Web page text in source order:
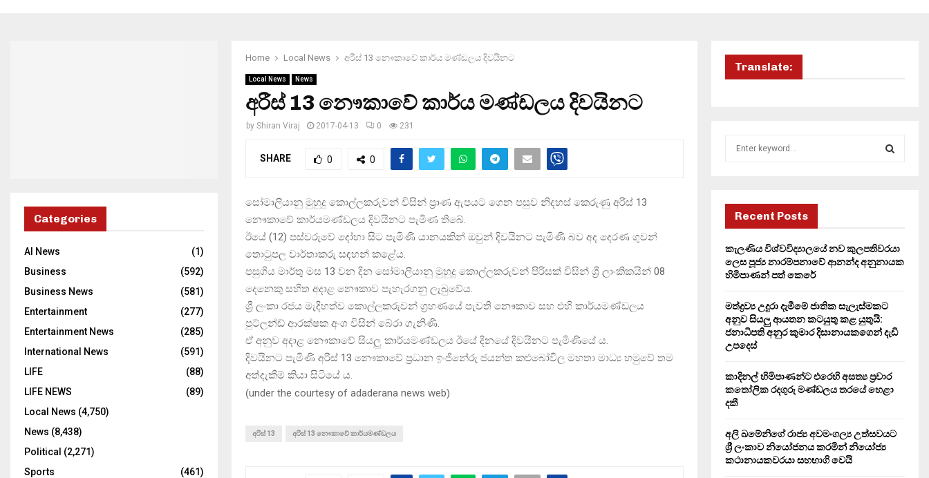
Home Local News අරීස් 13 නෞකාවේ කාර්ය මණ්ඩලය දිවයිනට
Local News News
අරීස් 13 නෞකාවේ කාර්ය මණ්ඩලය දිවයිනට
by Shiran Viraj 2017-04-13 0 231
SHARE 0 0
සෝමාලියානු මුහුදු කොල්ලකරුවන් විසින් ප්‍රාණ ඇපයට ගෙන පසුව නිදහස් කෙරුණු අරීස් 13
නෞකාවේ කාර්යමණ්ඩලය දිවයිනට පැමිණ තිබේ.
ඊයේ (12) පස්වරුවේ දෝහා සිට පැමිණි යානයකින් ඔවුන් දිවයිනට පැමිණි බව අද දෙරණ ගුවන්
තොටුපල වාර්තාකරු සඳහන් කළේය.
පසුගිය මාර්තු මස 13 වන දින සෝමාලියානු මුහුදු කොල්ලකරුවන් පිරිසක් විසින් ශ්‍රී ලාංකිකයින් 08
දෙනෙකු සහිත අදාළ නෞකාව පැහැරගනු ලැබුවේය.
ශ්‍රී ලංකා රජය මැදිහත්ව කොල්ලකරුවන් ග්‍රහණයේ පැවති නෞකාව සහ එහි කාර්යමණ්ඩලය
පුට්ලන්ඩ් ආරක්ෂක අංශ විසින් බේරා ගැනිණි.
ඒ අනුව අදාළ නෞකාවේ සියලු කාර්යමණ්ඩලය ඊයේ දිනයේ දිවයිනට පැමිණියේ ය.
දිවයිනට පැමිණි අරිස් 13 නෞකාවේ ප්‍රධාන ඉංජිනේරු ජයන්ත කළුබෝවිල මහතා මාධ්‍ය හමුවේ තම
අත්දැකීම් කියා සිටියේ ය.
(under the courtesy of adaderana news web)
අරීස් 13 අරීස් 13 නෞකාවේ කාර්යමණ්ඩලය
Categories
AI News
(1)
Business
(592)
Business News
(581)
Entertainment
(277)
Entertainment News
(285)
International News
(591)
LIFE
(88)
LIFE NEWS
(89)
Local News (4,750)
News (8,438)
Political (2,271)
Sports
(461)
Translate:
f
r
:
R
Recent Posts
කැලණිය විශ්වවිද්‍යාලයේ නව කුලපතිවරයා
ලෙස පූජ්‍ය නාරම්පනාවේ ආනන්ද අනුනායක
හිමිපාණන් පත් කෙරේ
මත්ද්‍රව්‍ය උදුරා දැමීමේ ජාතික සැලැස්මකට
අනුව සියලු ආයතන කටයුතු කළ යුතුයි:
ජනාධිපති අනුර කුමාර දිසානායකගෙන් දැඩි
උපදෙස්
කාදිනල් හිමිපාණන්ට එරෙහි අසත්‍ය ප්‍රචාර
කතෝලික රදගුරු මණ්ඩලය තරයේ හෙළා
දකී
අලි ඛමේනිගේ රාජ්‍ය අවමංගල්‍ය උත්සවයට
ශ්‍රී ලංකාව නියෝජනය කරමින් නියෝජ්‍ය
කථානායකවරයා සහභාගි වෙයි